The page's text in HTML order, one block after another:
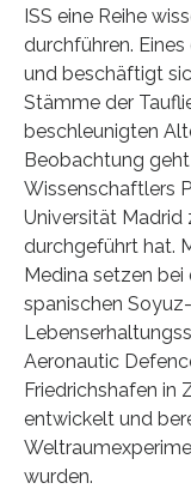
ISS eine Reihe
durchführen.
und beschäftigt
Stämme der
beschleunigten
Beobachtung
Wissenschaftlers
Universität Madrid
durchgeführt hat.
Medina setzen
spanischen
Aeronautic
Friedrichshafen in
entwickelt und
wurden.